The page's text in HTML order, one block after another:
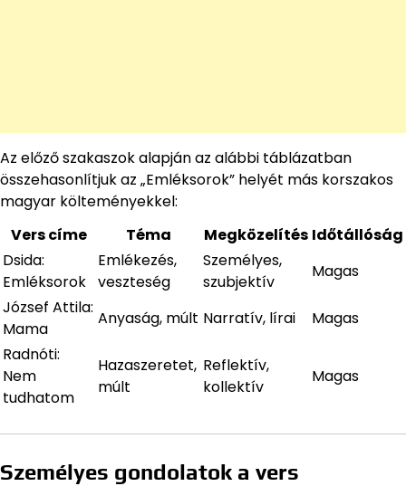
Az előző szakaszok alapján az alábbi táblázatban
összehasonlítjuk az „Emléksorok” helyét más korszakos
magyar költeményekkel:
Vers címe
Téma Megközelítés Időtállóság
Dsida:
Emléksorok
Emlékezés,
veszteség
Személyes,
szubjektív
Magas
József Attila:
Mama
Anyaság, múlt Narratív, lírai
Magas
Radnóti:
Nem
tudhatom
Hazaszeretet,
múlt
Reflektív,
kollektív
Magas
Személyes gondolatok a vers